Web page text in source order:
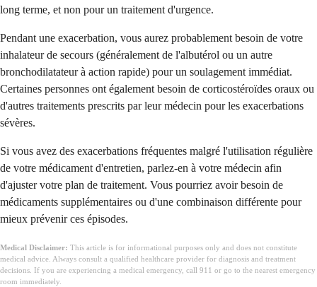
long terme, et non pour un traitement d'urgence.
Pendant une exacerbation, vous aurez probablement besoin de votre
inhalateur de secours (généralement de l'albutérol ou un autre
bronchodilatateur à action rapide) pour un soulagement immédiat.
Certaines personnes ont également besoin de corticostéroïdes oraux ou
d'autres traitements prescrits par leur médecin pour les exacerbations
sévères.
Si vous avez des exacerbations fréquentes malgré l'utilisation régulière
de votre médicament d'entretien, parlez-en à votre médecin afin
d'ajuster votre plan de traitement. Vous pourriez avoir besoin de
médicaments supplémentaires ou d'une combinaison différente pour
mieux prévenir ces épisodes.
Medical Disclaimer: This article is for informational purposes only and does not constitute
medical advice. Always consult a qualified healthcare provider for diagnosis and treatment
decisions. If you are experiencing a medical emergency, call 911 or go to the nearest emergency
room immediately.